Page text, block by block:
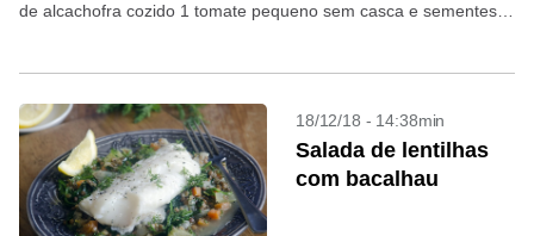
de alcachofra cozido 1 tomate pequeno sem casca e sementes
18/12/18 - 14:38min
Salada de lentilhas
com bacalhau